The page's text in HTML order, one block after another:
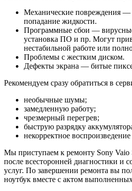
Механические повреждения —
попадание жидкости.
Программные сбои —
установка ПО и пр. Могут
нестабильной работе или
Проблемы с жестким диском.
Дефекты экрана — битые
Рекомендуем сразу обратиться в
необычные шумы;
замедленную работу;
чрезмерный перегрев;
быструю разрядку
некорректное
Мы приступаем к ремонту Sony Vaio
после всесторонней диагностики и
услуг. По завершении ремонта вы
ноутбук вместе с актом